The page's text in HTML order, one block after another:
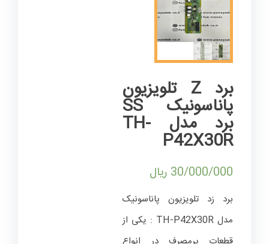
برد Z تلویزیون
پاناسونیک SS
برد مدل TH-
P42X30R
30/000/000 ریال
برد زد تلویزیون پاناسونیک
مدل TH-P42X30R : یکی از